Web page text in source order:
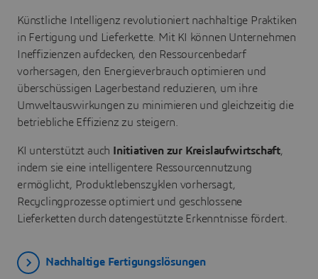
Künstliche Intelligenz revolutioniert nachhaltige Praktiken
in Fertigung und Lieferkette. Mit KI können Unternehmen
Ineffizienzen aufdecken, den Ressourcenbedarf
vorhersagen, den Energieverbrauch optimieren und
überschüssigen Lagerbestand reduzieren, um ihre
Umweltauswirkungen zu minimieren und gleichzeitig die
betriebliche Effizienz zu steigern.
KI unterstützt auch Initiativen zur Kreislaufwirtschaft,
indem sie eine intelligentere Ressourcennutzung
ermöglicht, Produktlebenszyklen vorhersagt,
Recyclingprozesse optimiert und geschlossene
Lieferketten durch datengestützte Erkenntnisse fördert.
Nachhaltige Fertigungslösungen